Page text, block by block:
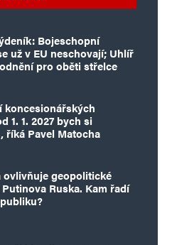
Bojeschopní
už v EU neschovají; Uhlíř
pro oběti střelce
koncesionářských
1. 1. 2027 bych si
říká Pavel Matocha
ovlivňuje geopolitické
Ruska. Kam řadí